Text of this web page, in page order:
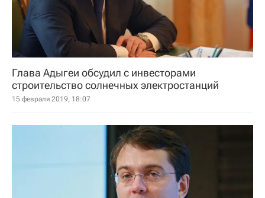
Глава Адыгеи обсудил с инвесторами
строительство солнечных электростанций
15 февраля 2019, 18:07